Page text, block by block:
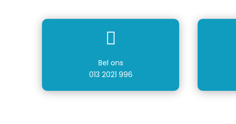

Bel ons
013 2021 996